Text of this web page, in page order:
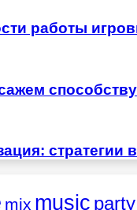
работы
mix music party